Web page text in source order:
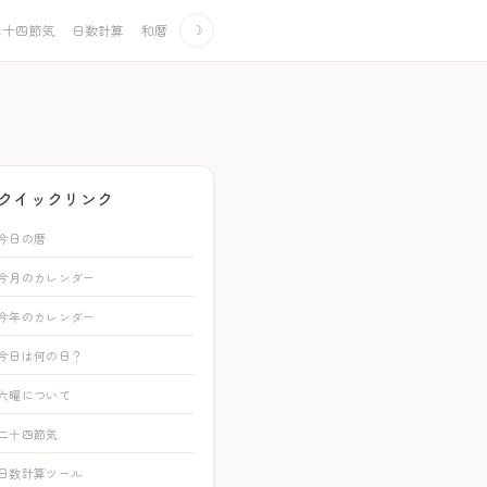
四節気 日数計算 和暦 ☽
クイックリンク
日の暦
月のカレンダー
年のカレンダー
日は何の日？
曜について
十四節気
日数計算ツール